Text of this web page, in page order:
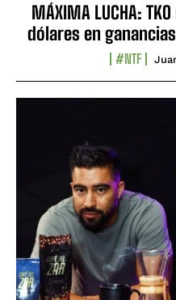
MÁXIMA LUCHA:
dólares en
#NTF